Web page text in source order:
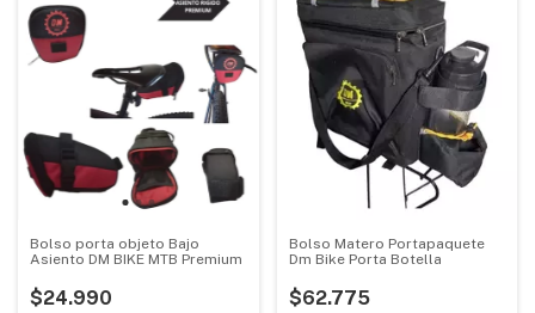
Bolso porta objeto Bajo
Asiento DM BIKE MTB Premium
$24.990
Bolso Matero Portapaquete
Dm Bike Porta Botella
$62.775